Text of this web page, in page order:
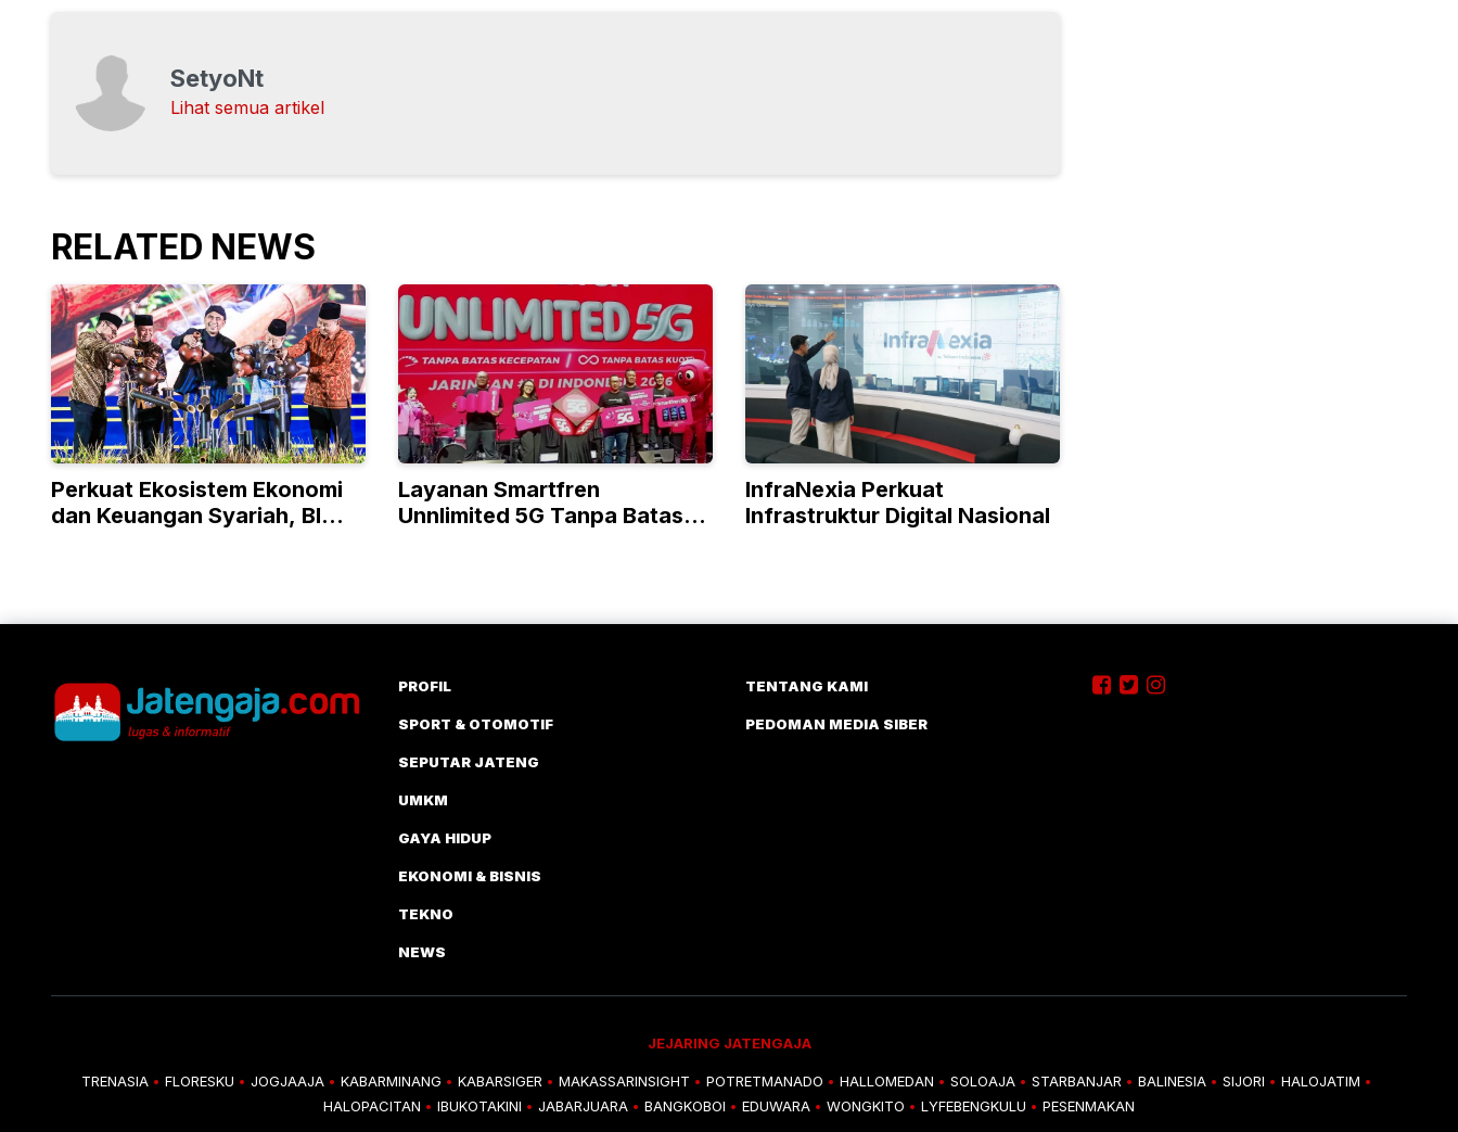
SetyoNt
Lihat semua artikel
RELATED NEWS
Perkuat Ekosistem Ekonomi
dan Keuangan Syariah, BI
Layanan Smartfren
Unnlimited 5G Tanpa Batas
InfraNexia Perkuat
Infrastruktur Digital Nasional
PROFIL
SPORT & OTOMOTIF
SEPUTAR JATENG
UMKM
GAYA HIDUP
EKONOMI & BISNIS
TEKNO
NEWS
TENTANG KAMI
PEDOMAN MEDIA SIBER
JEJARING JATENGAJA
TRENASIA • FLORESKU • JOGJAAJA • KABARMINANG • KABARSIGER • MAKASSARINSIGHT • POTRETMANADO • HALLOMEDAN • SOLOAJA • STARBANJAR • BALINESIA • SIJORI • HALOJATIM •
HALOPACITAN • IBUKOTAKINI • JABARJUARA • BANGKOBOI • EDUWARA • WONGKITO • LYFEBENGKULU • PESENMAKAN